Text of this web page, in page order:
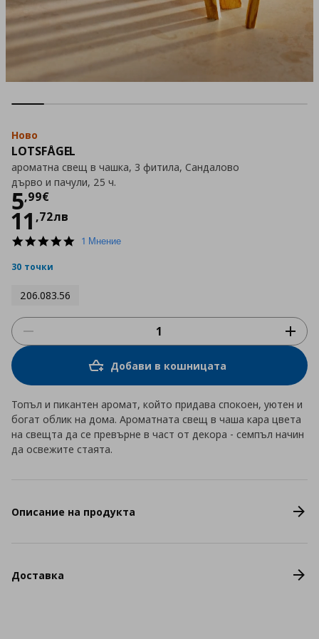
Ново
LOTSFÅGEL
ароматна свещ в чашка, 3 фитила, Сандалово
дърво и пачули, 25 ч.
5,99€
Цена
11 ,72лв
5.01 Мнение
30 точки
206.083.56
Добави в кошницата
Топъл и пикантен аромат, който придава спокоен, уютен и
богат облик на дома. Ароматната свещ в чаша кара цвета
на свещта да се превърне в част от декора - семпъл начин
да освежите стаята.
Описание на продукта
Доставка